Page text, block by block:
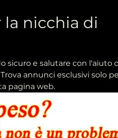
nicchia di
sicuro e salutare con l'aiuto
annunci esclusivi solo
pagina web.